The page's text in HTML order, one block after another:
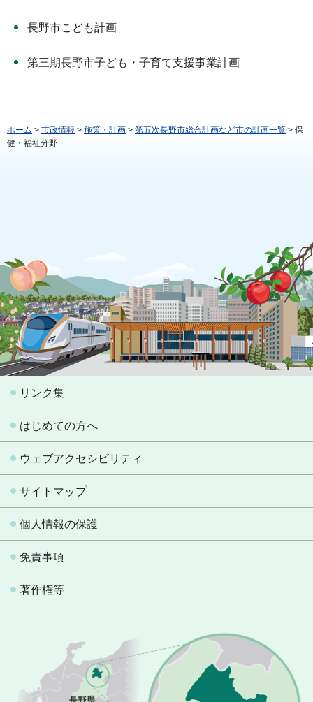
長野市こども計画
第三期長野市子ども・子育て支援事業計画
ホーム > 市政情報 > 施策・計画 > 第五次長野市総合計画など市の計画一覧 > 保
健・福祉分野
リンク集
はじめての方へ
ウェブアクセシビリティ
サイトマップ
個人情報の保護
免責事項
著作権等